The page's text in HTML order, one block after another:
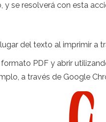
se resolverá con esta
del texto al imprimir
PDF y abrir
a través de Google